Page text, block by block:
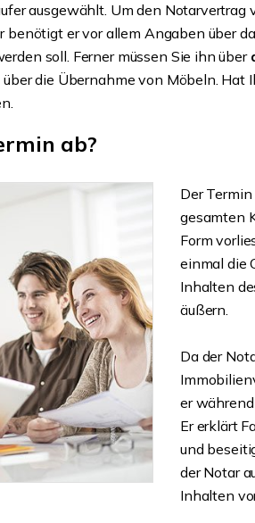
ausgewählt. Um den
er vor allem Angaben über
soll. Ferner müssen Sie ihn über
die Übernahme von Möbeln. Hat
ab?
Der
gesamten
Form
einmal die
Inhalten
äußern.
Da der
er
Er erklärt
und
der Notar
Inhalten